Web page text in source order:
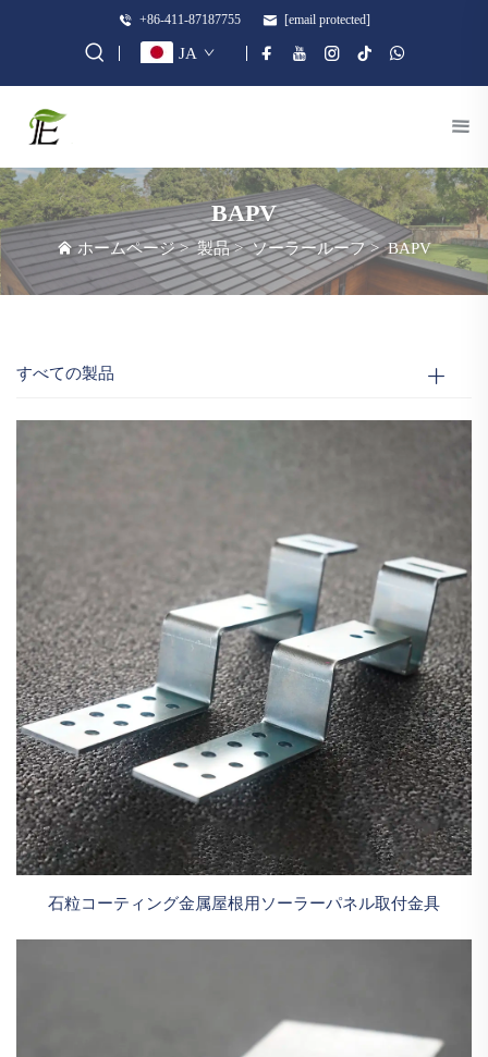
+86-411-87187755 [email protected]
JA
BAPV
ホームページ>製品>ソーラールーフ>BAPV
すべての製品
石粒コーティング金属屋根用ソーラーパネル取付金具